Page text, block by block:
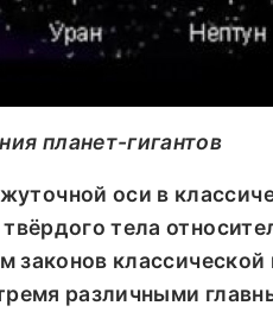
планет-гигантов
оси в
тела
законов классической
различными